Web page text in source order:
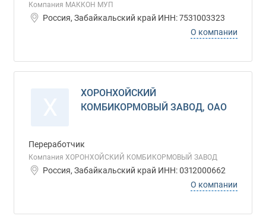
Компания МАККОН МУП
Россия, Забайкальский край ИНН: 7531003323
О компании
ХОРОНХОЙСКИЙ
КОМБИКОРМОВЫЙ ЗАВОД, ОАО
Переработчик
Компания ХОРОНХОЙСКИЙ КОМБИКОРМОВЫЙ ЗАВОД
Россия, Забайкальский край ИНН: 0312000662
О компании